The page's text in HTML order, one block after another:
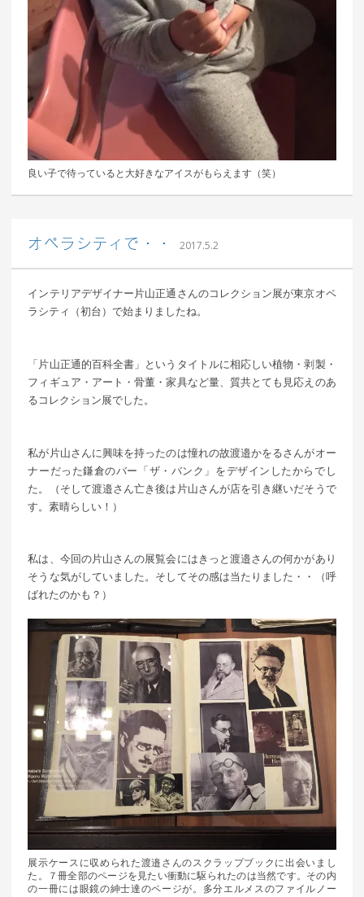
良い子で待っていると大好きなアイスがもらえます（笑）
オペラシティで・・ 2017.5.2
インテリアデザイナー片山正通さんのコレクション展が東京オペ
ラシティ（初台）で始まりましたね。
「片山正通的百科全書」というタイトルに相応しい植物・剥製・
フィギュア・アート・骨董・家具など量、質共とても見応えのあ
るコレクション展でした。
私が片山さんに興味を持ったのは憧れの故渡邉かをるさんがオー
ナーだった鎌倉のバー「ザ・バンク」をデザインしたからでし
た。（そして渡邉さん亡き後は片山さんが店を引き継いだそうで
す。素晴らしい！）
私は、今回の片山さんの展覧会にはきっと渡邉さんの何かがあり
そうな気がしていました。そしてその感は当たりました・・（呼
ばれたのかも？）
展示ケースに収められた渡邉さんのスクラップブックに出会いまし
た。７冊全部のページを見たい衝動に駆られたのは当然です。その内
の一冊には眼鏡の紳士達のページが。多分エルメスのファイルノー